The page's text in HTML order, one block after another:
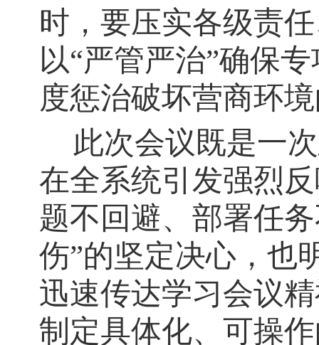
时，要压实各级责
以“严管严治”确保
度惩治破坏营商环
此次会议既是一
在全系统引发强烈
题不回避、部署任
伤”的坚定决心，也
迅速传达学习会议
制定具体化、可操